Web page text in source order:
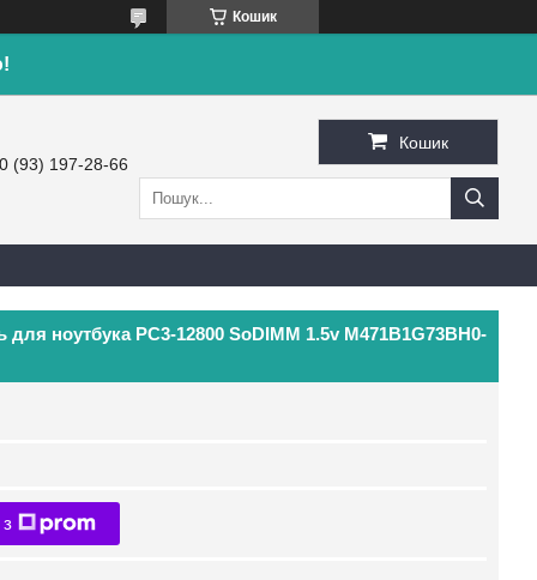
Кошик
(93) 197-28-66
Кошик
ноутбука PC3-12800 SoDIMM 1.5v M471B1G73BH0-